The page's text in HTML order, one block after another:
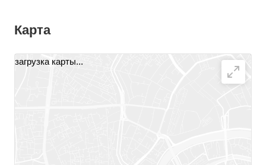
Карта
загрузка карты...